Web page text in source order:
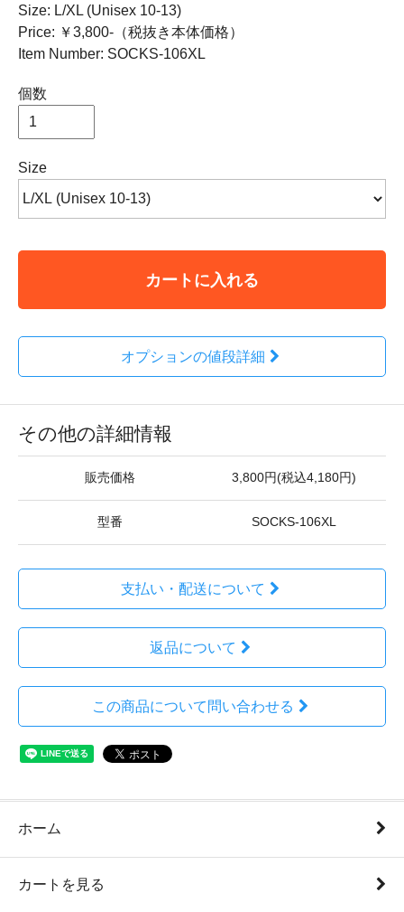
Size: L/XL (Unisex 10-13)
Price: ￥3,800-（税抜き本体価格）
Item Number: SOCKS-106XL
個数
Size
カートに入れる
オプションの値段詳細
その他の詳細情報
販売価格 3,800円(税込4,180円)
型番 SOCKS-106XL
支払い・配送について
返品について
この商品について問い合わせる
ホーム
カートを見る